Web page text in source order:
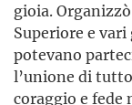
gioia.
Superiore e
potevano
l’unione di
coraggio e fede